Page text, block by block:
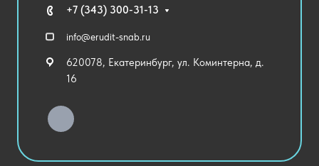
Технические средства обучения
Спортивный зал
Уличное оборудование
Хозяйственные Товары
Столовая и пищеблок
+7 (343) 300-31-13
info@erudit-snab.ru
620078, Екатеринбург, ул. Коминтерна, д.
16